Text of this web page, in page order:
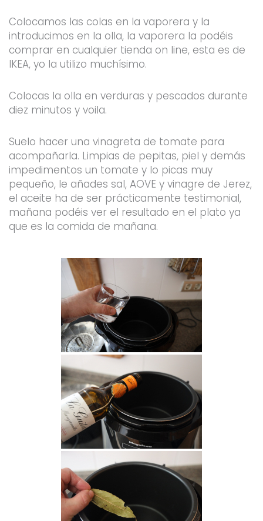
Colocamos las colas en la vaporera y la
introducimos en la olla, la vaporera la podéis
comprar en cualquier tienda on line, esta es de
IKEA, yo la utilizo muchísimo.
Colocas la olla en verduras y pescados durante
diez minutos y voila.
Suelo hacer una vinagreta de tomate para
acompañarla. Limpias de pepitas, piel y demás
impedimentos un tomate y lo picas muy
pequeño, le añades sal, AOVE y vinagre de Jerez,
el aceite ha de ser prácticamente testimonial,
mañana podéis ver el resultado en el plato ya
que es la comida de mañana.